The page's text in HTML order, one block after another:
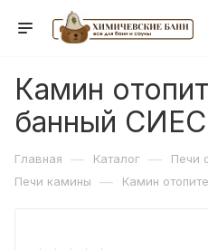
Камин
банный
Главная — Каталог — Печи
Печи камины — Камин